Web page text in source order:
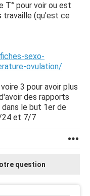
T° pour voir ou est
travaille (qu'est ce
sexo-
ovulation/
3 pour avoir plus
des rapports
le but 1er de
24 et 7/7
question